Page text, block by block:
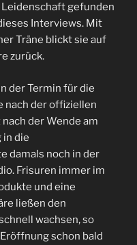
gefunden
Interviews. Mit
Träne blickt sie auf
zurück.
der Termin für die
nach der offiziellen
der Wende am
in die
damals noch in der
Frisuren immer im
und eine
ließen den
wachsen, so
schon bald